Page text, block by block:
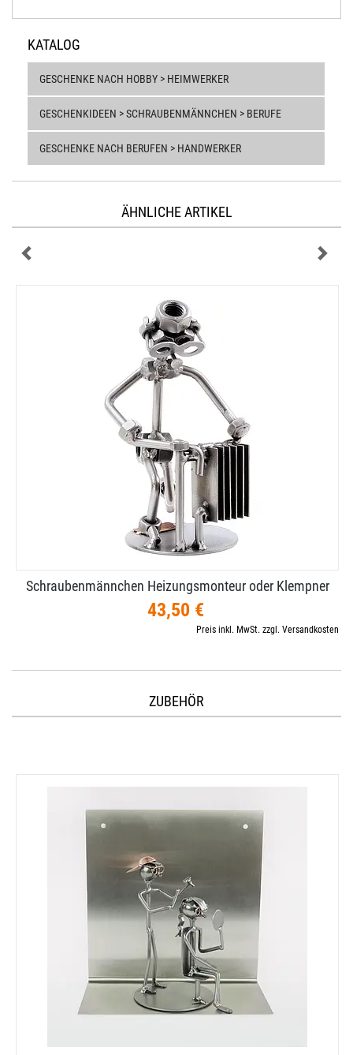
KATALOG
GESCHENKE NACH HOBBY > HEIMWERKER
GESCHENKIDEEN > SCHRAUBENMÄNNCHEN > BERUFE
GESCHENKE NACH BERUFEN > HANDWERKER
ÄHNLICHE ARTIKEL
Schraubenmännchen Heizungsmonteur oder Klempner
43,50 €
Preis inkl. MwSt. zzgl. Versandkosten
ZUBEHÖR